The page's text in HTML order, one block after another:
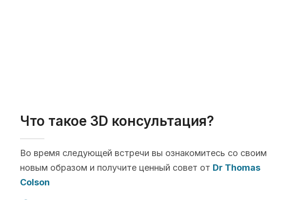
Что такое 3D консультация?
Во время следующей встречи вы ознакомитесь со своим
новым образом и получите ценный совет от Dr Thomas
Colson